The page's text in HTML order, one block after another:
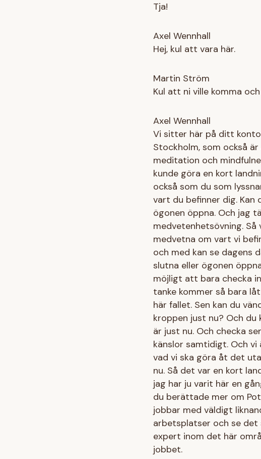
Tja!
Axel Wennhall
Hej, kul att vara här.
Martin Ström
Kul att ni ville komma
Axel Wennhall
Vi sitter här på ditt
Stockholm, som också
meditation och
kunde göra en kort
också som du som
vart du befinner dig. Kan
ögonen öppna. Och jag
medvetenhetsövning.
medvetna om vart vi
och med kan se dagens
slutna eller ögonen
möjligt att bara checka
tanke kommer så bara
här fallet. Sen kan du
kroppen just nu? Och
är just nu. Och checka
känslor samtidigt. Och
vad vi ska göra åt det
nu. Så det var en kort
jag har ju varit här en
du berättade mer om
jobbar med väldigt
arbetsplatser och se det
expert inom det här
jobbet.